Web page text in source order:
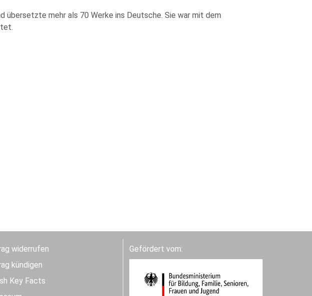
übersetzte mehr als 70 Werke ins Deutsche. Sie war mit dem
widerrufen
kündigen
Key Facts
Gefördert vom: